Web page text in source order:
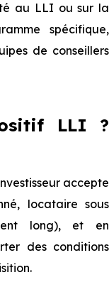
au LLI ou sur la
spécifique,
de conseillers
LLI ?
accepte
locataire sous
long), et en
des conditions